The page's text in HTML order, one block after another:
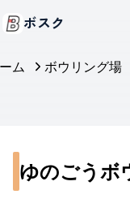
ボスク
ム ボウリング場
ゆのごうボ